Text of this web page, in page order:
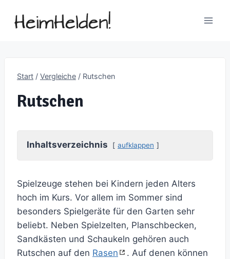
Inhalt
Start / Vergleiche / Rutschen
Rutschen
Inhaltsverzeichnis aufklappen
Spielzeuge stehen bei Kindern jeden Alters
hoch im Kurs. Vor allem im Sommer sind
besonders Spielgeräte für den Garten sehr
beliebt. Neben Spielzelten, Planschbecken,
Sandkästen und Schaukeln gehören auch
Rutschen auf den Rasen
. Auf denen können